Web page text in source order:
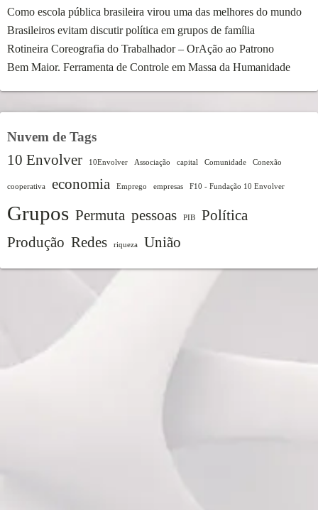
Como escola pública brasileira virou uma das melhores do mundo
Brasileiros evitam discutir política em grupos de família
Rotineira Coreografia do Trabalhador – OrAção ao Patrono
Bem Maior. Ferramenta de Controle em Massa da Humanidade
Nuvem de Tags
10 Envolver 10Envolver Associação capital Comunidade Conexão
cooperativa economia Emprego empresas F10 - Fundação 10 Envolver
Grupos Permuta pessoas PIB
Política
Produção Redes riqueza União